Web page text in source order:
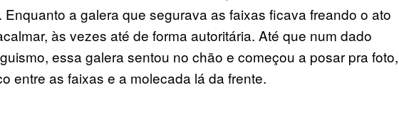
a galera que segurava as faixas ficava freando o ato
às vezes até de forma autoritária. Até que num dado
essa galera sentou no chão e começou a posar pra foto,
entre as faixas e a molecada lá da frente.